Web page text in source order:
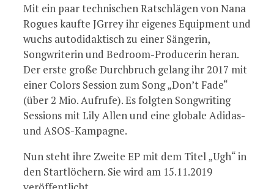
Mit ein paar technischen Ratschlägen von Nana
Rogues kaufte JGrrey ihr eigenes Equipment und
wuchs autodidaktisch zu einer Sängerin,
Songwriterin und Bedroom-Producerin heran.
Der erste große Durchbruch gelang ihr 2017 mit
einer Colors Session zum Song „Don’t Fade“
(über 2 Mio. Aufrufe). Es folgten Songwriting
Sessions mit Lily Allen und eine globale Adidas-
und ASOS-Kampagne.
Nun steht ihre Zweite EP mit dem Titel „Ugh“ in
den Startlöchern. Sie wird am 15.11.2019